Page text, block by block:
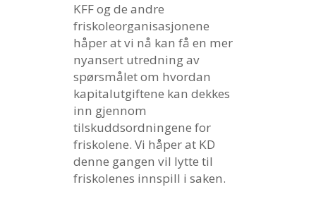
KFF og de andre
friskoleorganisasjonene
håper at vi nå kan få en mer
nyansert utredning av
spørsmålet om hvordan
kapitalutgiftene kan dekkes
inn gjennom
tilskuddsordningene for
friskolene. Vi håper at KD
denne gangen vil lytte til
friskolenes innspill i saken.